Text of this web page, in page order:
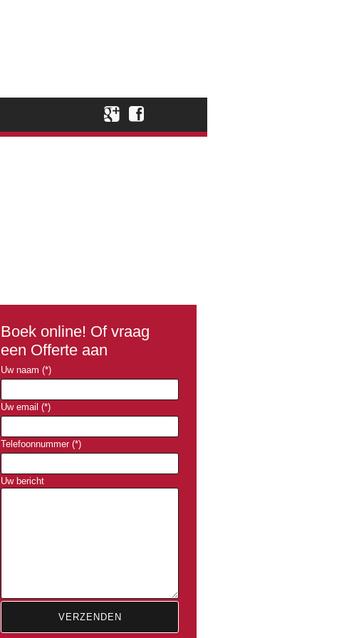
Boek online! Of vraag
een Offerte aan
Uw naam (*)
Uw email (*)
Telefoonnummer (*)
Uw bericht